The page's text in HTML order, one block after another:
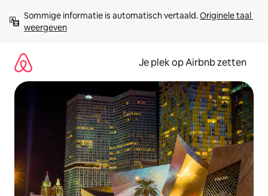
direct
naar
Sommige informatie is automatisch vertaald. Originele taal
weergeven
Je plek op Airbnb zetten